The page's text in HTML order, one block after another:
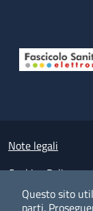
Questo sito
parti.
Small
Note legali
Cookies Policy
Policy privacy e